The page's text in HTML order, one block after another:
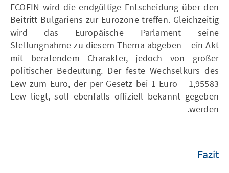
ECOFIN wird die endgültige Entscheidung über den
Beitritt Bulgariens zur Eurozone treffen. Gleichzeitig
wird das Europäische Parlament seine
Stellungnahme zu diesem Thema abgeben – ein Akt
mit beratendem Charakter, jedoch von großer
politischer Bedeutung. Der feste Wechselkurs des
Lew zum Euro, der per Gesetz bei 1 Euro = 1,95583
Lew liegt, soll ebenfalls offiziell bekannt gegeben
werden.
Fazit